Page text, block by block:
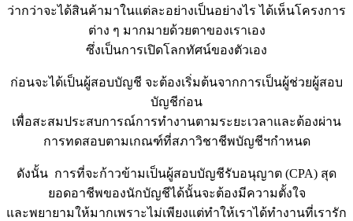
ว่ากว่าจะได้สินค้ามาในแต่ละอย่างเป็นอย่างไร ได้เห็นโครงการ
ต่าง ๆ มากมายด้วยตาของเราเอง
ซึ่งเป็นการเปิดโลกทัศน์ของตัวเอง
ก่อนจะได้เป็นผู้สอบบัญชี จะต้องเริ่มต้นจากการเป็นผู้ช่วยผู้สอบ
บัญชีก่อน
เพื่อสะสมประสบการณ์การทำงานตามระยะเวลาและต้องผ่าน
การทดสอบตามเกณฑ์ที่สภาวิชาชีพบัญชีฯกำหนด
ดังนั้น การที่จะก้าวข้ามเป็นผู้สอบบัญชีรับอนุญาต (CPA) สุด
ยอดอาชีพของนักบัญชีได้นั้นจะต้องมีความตั้งใจ
และพยายามให้มากเพราะไม่เพียงแต่ทำให้เราได้ทำงานที่เรารัก